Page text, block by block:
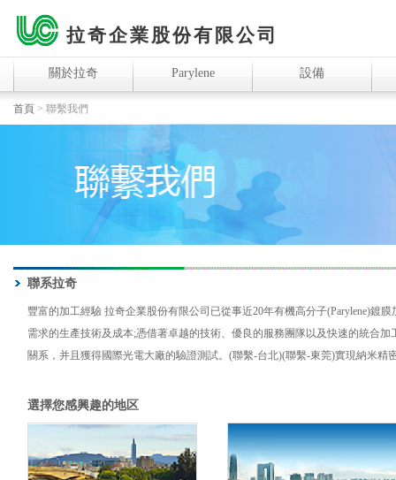
拉奇企業股份有限公司
關於拉奇 Parylene 設備
首頁 > 聯繫我們
聯系拉奇
豐富的加工經驗 拉奇企業股份有限公司已從事近20年有機高分子(Parylene)鍍
需求的生產技術及成本;憑借著卓越的技術、優良的服務團隊以及快速的統合
關系，并且獲得國際光電大廠的驗證測試。(聯繫-台北)(聯繫-東莞)實現納米精
選擇您感興趣的地区